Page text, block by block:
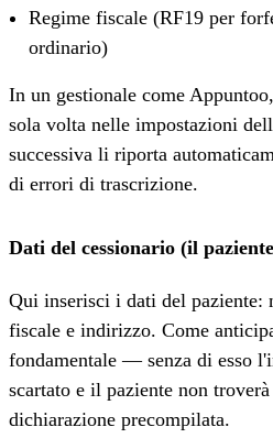
Regime fiscale (RF19 per
ordinario)
In un gestionale come
sola volta nelle impostazioni
successiva li riporta
di errori di trascrizione.
Dati del cessionario (il
Qui inserisci i dati del paziente:
fiscale e indirizzo. Come
fondamentale — senza di esso
scartato e il paziente non troverà
dichiarazione precompilata.